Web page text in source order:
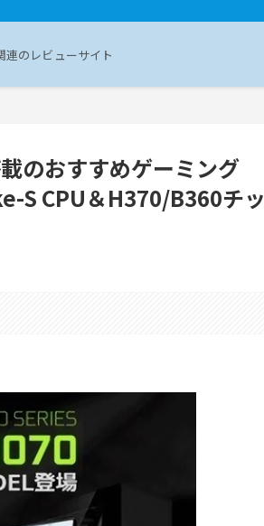
連のレビューサイト
のおすすめゲーミング
S CPU＆H370/B360チッ